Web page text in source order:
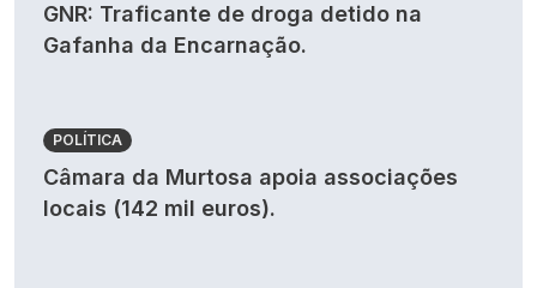
GNR: Traficante de droga detido na
Gafanha da Encarnação.
POLÍTICA
Câmara da Murtosa apoia associações
locais (142 mil euros).